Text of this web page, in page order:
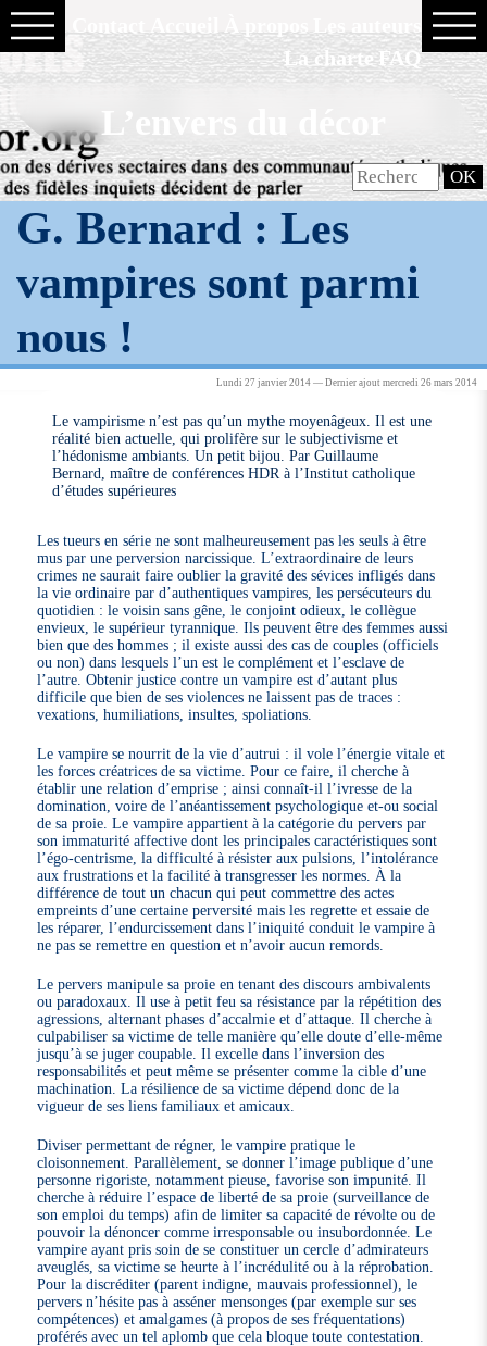
La charte FAQ
L’envers du décor
G. Bernard : Les
vampires sont parmi
nous !
Lundi 27 janvier 2014 — Dernier ajout mercredi 26 mars 2014
Le vampirisme n’est pas qu’un mythe moyenâgeux. Il est une
réalité bien actuelle, qui prolifère sur le subjectivisme et
l’hédonisme ambiants. Un petit bijou. Par Guillaume
Bernard, maître de conférences HDR à l’Institut catholique
d’études supérieures
Les tueurs en série ne sont malheureusement pas les seuls à être
mus par une perversion narcissique. L’extraordinaire de leurs
crimes ne saurait faire oublier la gravité des sévices infligés dans
la vie ordinaire par d’authentiques vampires, les persécuteurs du
quotidien : le voisin sans gêne, le conjoint odieux, le collègue
envieux, le supérieur tyrannique. Ils peuvent être des femmes aussi
bien que des hommes ; il existe aussi des cas de couples (officiels
ou non) dans lesquels l’un est le complément et l’esclave de
l’autre. Obtenir justice contre un vampire est d’autant plus
difficile que bien de ses violences ne laissent pas de traces :
vexations, humiliations, insultes, spoliations.
Le vampire se nourrit de la vie d’autrui : il vole l’énergie vitale et
les forces créatrices de sa victime. Pour ce faire, il cherche à
établir une relation d’emprise ; ainsi connaît-il l’ivresse de la
domination, voire de l’anéantissement psychologique et-ou social
de sa proie. Le vampire appartient à la catégorie du pervers par
son immaturité affective dont les principales caractéristiques sont
l’égo-centrisme, la difficulté à résister aux pulsions, l’intolérance
aux frustrations et la facilité à transgresser les normes. À la
différence de tout un chacun qui peut commettre des actes
empreints d’une certaine perversité mais les regrette et essaie de
les réparer, l’endurcissement dans l’iniquité conduit le vampire à
ne pas se remettre en question et n’avoir aucun remords.
Le pervers manipule sa proie en tenant des discours ambivalents
ou paradoxaux. Il use à petit feu sa résistance par la répétition des
agressions, alternant phases d’accalmie et d’attaque. Il cherche à
culpabiliser sa victime de telle manière qu’elle doute d’elle-même
jusqu’à se juger coupable. Il excelle dans l’inversion des
responsabilités et peut même se présenter comme la cible d’une
machination. La résilience de sa victime dépend donc de la
vigueur de ses liens familiaux et amicaux.
Diviser permettant de régner, le vampire pratique le
cloisonnement. Parallèlement, se donner l’image publique d’une
personne rigoriste, notamment pieuse, favorise son impunité. Il
cherche à réduire l’espace de liberté de sa proie (surveillance de
son emploi du temps) afin de limiter sa capacité de révolte ou de
pouvoir la dénoncer comme irresponsable ou insubordonnée. Le
vampire ayant pris soin de se constituer un cercle d’admirateurs
aveuglés, sa victime se heurte à l’incrédulité ou à la réprobation.
Pour la discréditer (parent indigne, mauvais professionnel), le
pervers n’hésite pas à asséner mensonges (par exemple sur ses
compétences) et amalgames (à propos de ses fréquentations)
proférés avec un tel aplomb que cela bloque toute contestation.